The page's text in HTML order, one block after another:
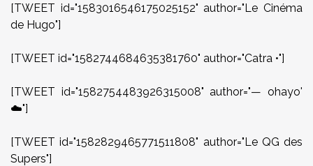
[TWEET id="1583016546175025152" author="Le Cinéma
de Hugo"]
[TWEET id="1582744684635381760" author="Catra •"]
[TWEET id="1582754483926315008" author="— ohayo'
☁️"]
[TWEET id="1582829465771511808" author="Le QG des
Supers"]